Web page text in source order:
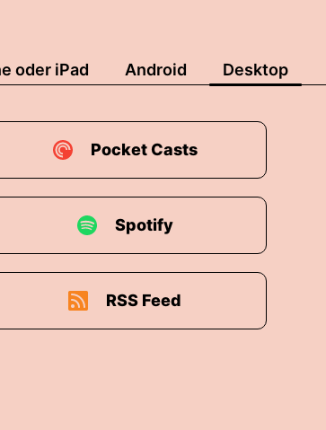
oder iPad Android Desktop
Pocket Casts
Spotify
RSS Feed